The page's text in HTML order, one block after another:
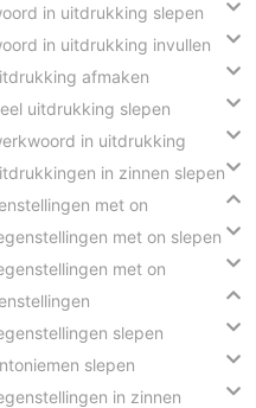
in uitdrukking slepen
in uitdrukking invullen
afmaken
uitdrukking slepen
in uitdrukking
in zinnen slepen
met on
met on slepen
met on
slepen
slepen
in zinnen